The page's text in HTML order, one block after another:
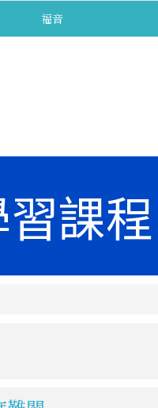
福音
課程